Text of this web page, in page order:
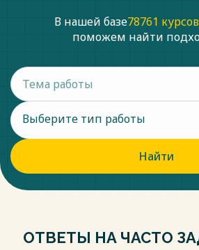
В нашей базе78761
поможем найти
Выберите тип работы
Найти
ОТВЕТЫ НА ЧАСТО